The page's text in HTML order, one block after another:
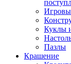
Куклы
Пазлы
Крашение